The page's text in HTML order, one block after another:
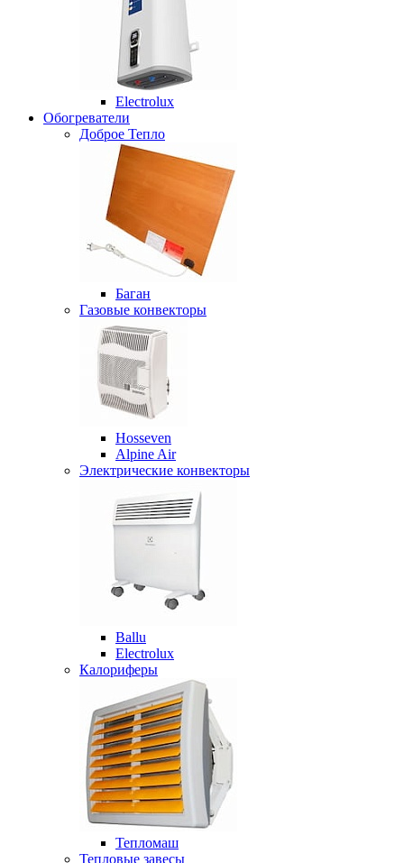
Electrolux
Обогреватели
Доброе Тепло
Баган
Газовые конвекторы
Hosseven
Alpine Air
Электрические конвекторы
Ballu
Electrolux
Калориферы
Тепломаш
Тепловые завесы